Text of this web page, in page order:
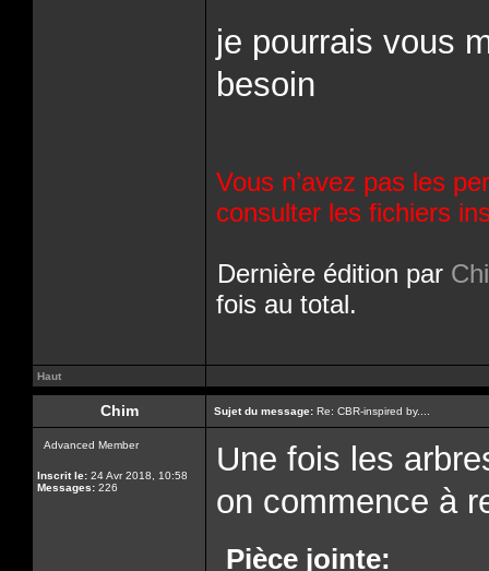
je pourrais vous
besoin
Vous n’avez pas les
consulter les fichiers
Dernière édition par
fois au total.
Haut
Chim Sujet du message: Re: CBR-inspired by....
Advanced Member
Inscrit le: 24 Avr 2018, 10:58
Messages: 226
Une fois les
on commence à
Pièce jointe: